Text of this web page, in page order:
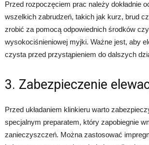
Przed rozpoczęciem prac należy dokładnie
wszelkich zabrudzeń, takich jak kurz, brud
zrobić za pomocą odpowiednich środków
wysokociśnieniowej myjki. Ważne jest, aby
czysta przed przystąpieniem do dalszych
3. Zabezpieczenie
Przed układaniem klinkieru warto
specjalnym preparatem, który zapobiegnie
zanieczyszczeń. Można zastosować